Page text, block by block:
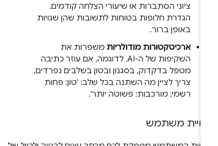
ציוני הסתברות או שיעורי הצלחה קודמים.
הגדרת חלופות בטוחות לתשובות שהן שגויות
באופן ברור.
ארכיטקטורות מודולריותמשפרות את
השקיפות של ה-AI. לדוגמה, אם עוזר כתיבה
מטפל בדקדוק, בסגנון ובטון בשלבים נפרדים,
צריך לציין מה השתנה בכל שלב: 'טון: פחות
רשמי; מורכבות: פשוטה יותר'.
משתמש